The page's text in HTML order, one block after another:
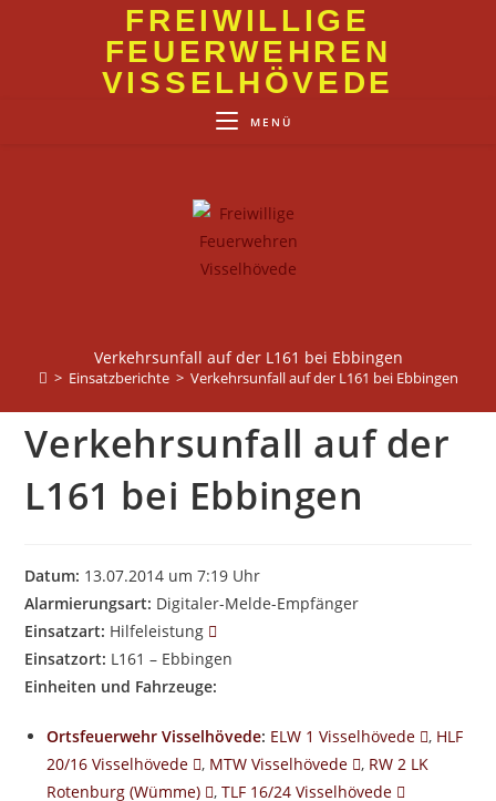
FREIWILLIGE
FEUERWEHREN
VISSELHÖVEDE
MENÜ
Verkehrsunfall auf der L161 bei Ebbingen
> Einsatzberichte > Verkehrsunfall auf der L161 bei Ebbingen
Verkehrsunfall auf der
L161 bei Ebbingen
Datum: 13.07.2014 um 7:19 Uhr
Alarmierungsart: Digitaler-Melde-Empfänger
Einsatzart: Hilfeleistung
Einsatzort: L161 – Ebbingen
Einheiten und Fahrzeuge:
Ortsfeuerwehr Visselhövede: ELW 1 Visselhövede , HLF
20/16 Visselhövede
, MTW Visselhövede , RW 2 LK
Rotenburg (Wümme)
,TLF 16/24 Visselhövede